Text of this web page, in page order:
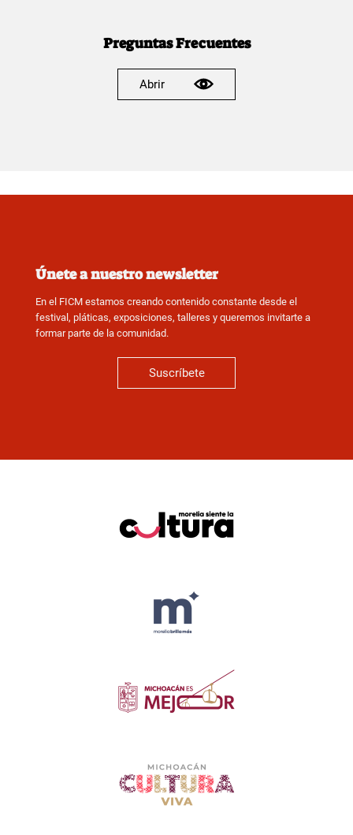
Preguntas Frecuentes
Abrir
Únete a nuestro newsletter
En el FICM estamos creando contenido constante desde el
festival, pláticas, exposiciones, talleres y queremos invitarte a
formar parte de la comunidad.
Suscríbete